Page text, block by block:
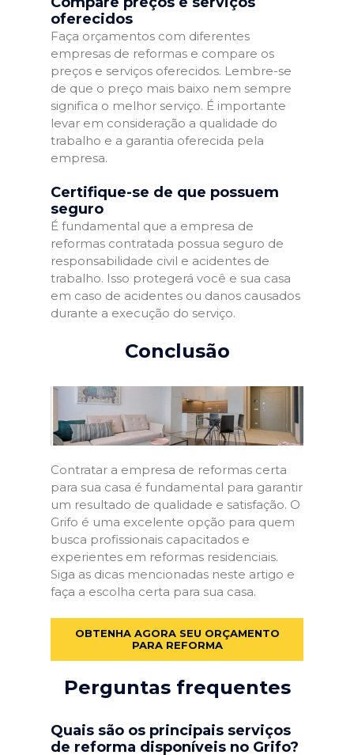
oferecidos
Faça orçamentos com diferentes
empresas de reformas e compare os
preços e serviços oferecidos. Lembre-se
de que o preço mais baixo nem sempre
significa o melhor serviço. É importante
levar em consideração a qualidade do
trabalho e a garantia oferecida pela
empresa.
Certifique-se de que possuem
seguro
É fundamental que a empresa de
reformas contratada possua seguro de
responsabilidade civil e acidentes de
trabalho. Isso protegerá você e sua casa
em caso de acidentes ou danos causados
durante a execução do serviço.
Conclusão
Contratar a empresa de reformas certa
para sua casa é fundamental para garantir
um resultado de qualidade e satisfação. O
Grifo é uma excelente opção para quem
busca profissionais capacitados e
experientes em reformas residenciais.
Siga as dicas mencionadas neste artigo e
faça a escolha certa para sua casa.
OBTENHA AGORA SEU ORÇAMENTO
PARA REFORMA
Perguntas frequentes
Quais são os principais serviços
de reforma disponíveis no Grifo?